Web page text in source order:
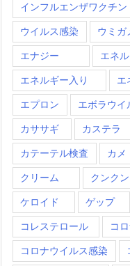
インフルエンザワクチン
ウイルス感染 ウミガ
エナジー エネ
エネルギー入り エ
エプロン エボラウイ
カササギ カステラ
カテーテル検査 カメ
クリーム クンクン
ケロイド ゲップ
コレステロール コ
コロナウイルス感染